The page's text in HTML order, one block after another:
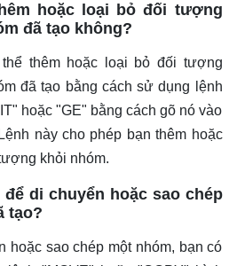
hoặc loại bỏ đối tượng
đã tạo không?
thêm hoặc loại bỏ đối tượng
đã tạo bằng cách sử dụng lệnh
hoặc "GE" bằng cách gõ nó vào
này cho phép bạn thêm hoặc
khỏi nhóm.
để di chuyển hoặc sao chép
tạo?
hoặc sao chép một nhóm, bạn có